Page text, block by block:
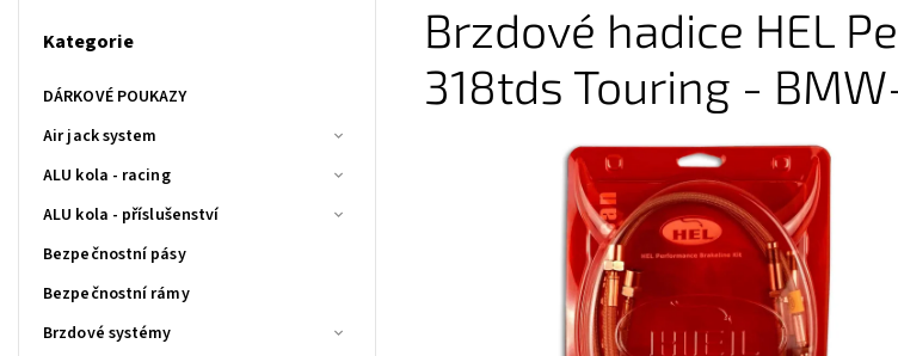
Kategorie
DÁRKOVÉ POUKAZY
Air jack system
ALU kola - racing
ALU kola - příslušenství
Bezpečnostní pásy
Bezpečnostní rámy
Brzdové systémy
Brzdové hadice HEL
318tds Touring -